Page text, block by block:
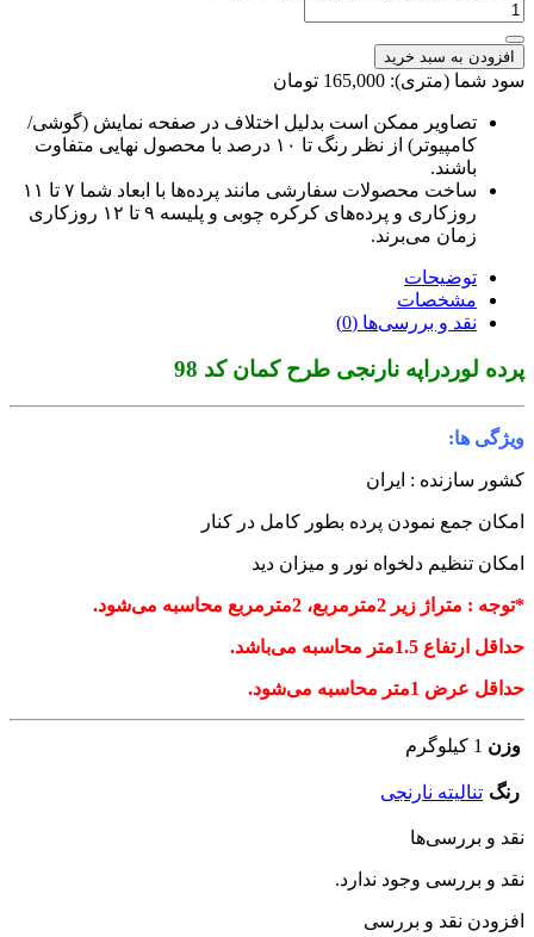
افزودن به سبد خرید
شما (متری): 165,000 تومان
تصاویر ممکن است بدلیل اختلاف در صفحه نمایش (گوشی/
کامپیوتر) از نظر رنگ تا ۱۰ درصد با محصول نهایی متفاوت
باشند.
ساخت محصولات سفارشی مانند پرده‌ها با ابعاد شما ۷ تا ۱۱
روزکاری و پرده‌های کرکره چوبی و پلیسه ۹ تا ۱۲ روزکاری
زمان می‌برند.
توضیحات
مشخصات
نقد و بررسی‌ها (0)
لوردراپه نارنجی طرح کمان کد 98
ها:
سازنده : ایران
جمع نمودن پرده بطور کامل در کنار
تنظیم دلخواه نور و میزان دید
: متراژ زیر 2مترمربع، 2مترمربع محاسبه می‌شود.
ارتفاع 1.5متر محاسبه می‌باشد.
عرض 1متر محاسبه می‌شود.
وزن 1 کیلوگرم
رنگ تنالیته نارنجی
و بررسی‌ها
و بررسی وجود ندارد.
نقد و بررسی